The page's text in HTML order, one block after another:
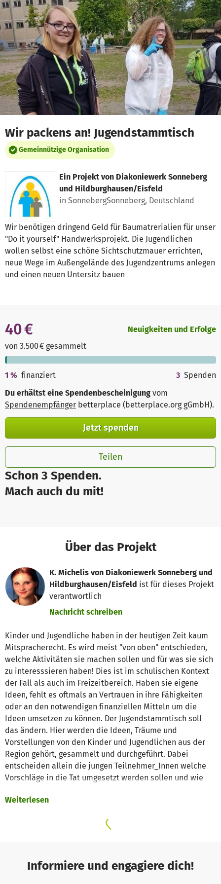
Zum Hauptinhalt springen
Erklärung zur Barrierefreiheit anzeigen
Wir packens an! Jugendstammtisch
Gemeinnützige Organisation
Ein Projekt von Diakoniewerk Sonneberg
und Hildburghausen/Eisfeld
in SonnebergSonneberg, Deutschland
Wir benötigen dringend Geld für Baumatrerialien für unser
"Do it yourself" Handwerksprojekt. Die Jugendlichen
wollen selbst eine schöne Sichtschutzmauer errichten,
neue Wege im Außengelände des Jugendzentrums anlegen
und einen neuen Untersitz bauen
Schon 3 Spenden.
Mach auch du mit!
40 €
von 3.500 € gesammelt
Neuigkeiten und Erfolge
1 % finanziert 3 Spenden
Du erhältst eine Spendenbescheinigung vom
Spendenempfänger betterplace (betterplace.org gGmbH).
Jetzt spenden
Teilen
Über das Projekt
K. Michelis von Diakoniewerk Sonneberg und
Hildburghausen/Eisfeld ist für dieses Projekt
verantwortlich
Nachricht schreiben
Kinder und Jugendliche haben in der heutigen Zeit kaum
Mitspracherecht. Es wird meist "von oben" entschieden,
welche Aktivitäten sie machen sollen und für was sie sich
zu interesssieren haben! Dies ist im schulischen Kontext
der Fall als auch im Freizeitbereich. Haben sie eigene
Ideen, fehlt es oftmals an Vertrauen in ihre Fähigkeiten
oder an den notwendigen finanziellen Mitteln um die
Ideen umsetzen zu können. Der Jugendstammtisch soll
das ändern. Hier werden die Ideen, Träume und
Vorstellungen von den Kinder und Jugendlichen aus der
Region gehört, gesammelt und durchgeführt. Dabei
entscheiden allein die jungen Teilnehmer_Innen welche
Vorschläge in die Tat umgesetzt werden sollen und wie
Verantwortung, sodass sie ihre verborgenen Talente unter
umsetzen zu können, bedarf es allerdings einiger
schlecht. Deshalb bitten wir auf dieser Plattform nach
Spenden für die Ideen/Vorschläge unserer Jugendlichen
Weiterlesen
Informiere und engagiere dich!